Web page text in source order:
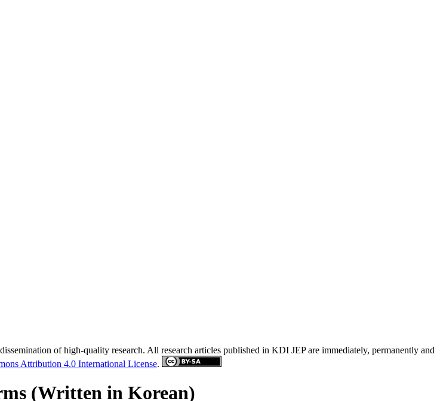
of high-quality research. All research articles published in KDI JEP are immediately, permanently and
Attribution 4.0 International License.
(Written in Korean)